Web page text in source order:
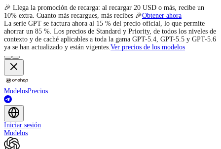
🎉 Llega la promoción de recarga: al recargar 20 USD o más, recibe un
10% extra. Cuanto más recargues, más recibes 🎉Obtener ahora
La serie GPT se factura ahora al 15 % del precio oficial, lo que permite
ahorrar un 85 %. Los precios de Standard y Priority, de todos los niveles de
contexto y de caché aplicables a toda la gama GPT-5.4, GPT-5.5 y GPT-5.6
ya se han actualizado y están vigentes.Ver precios de los modelos
ModelosPrecios
Iniciar sesión
Modelos